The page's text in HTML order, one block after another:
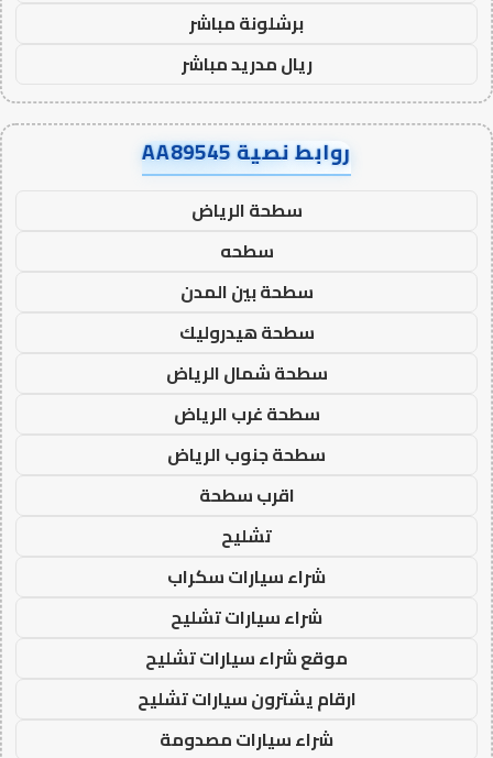
برشلونة مباشر
ريال مدريد مباشر
روابط نصية AA89545
سطحة الرياض
سطحه
سطحة بين المدن
سطحة هيدروليك
سطحة شمال الرياض
سطحة غرب الرياض
سطحة جنوب الرياض
اقرب سطحة
تشليح
شراء سيارات سكراب
شراء سيارات تشليح
موقع شراء سيارات تشليح
ارقام يشترون سيارات تشليح
شراء سيارات مصدومة